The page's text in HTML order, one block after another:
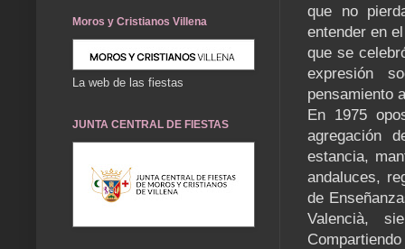
que no
entender en
que se
expresión
pensamiento
En 1975
agregación
estancia,
andaluces,
de
Valencià,
Moros y Cristianos Villena
La web de las fiestas
JUNTA CENTRAL DE FIESTAS